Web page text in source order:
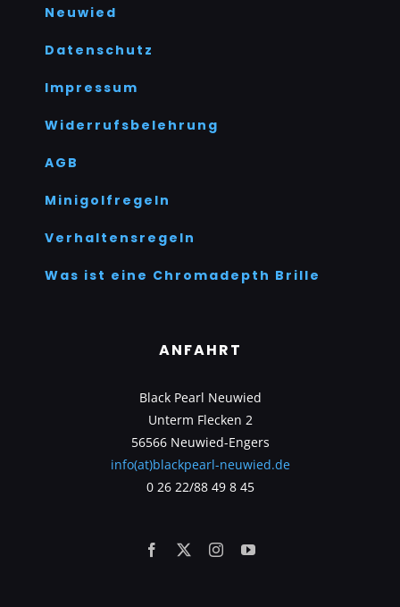
Neuwied
Datenschutz
Impressum
Widerrufsbelehrung
AGB
Minigolfregeln
Verhaltensregeln
Was ist eine Chromadepth Brille
ANFAHRT
Black Pearl Neuwied
Unterm Flecken 2
56566 Neuwied-Engers
info(at)blackpearl-neuwied.de
0 26 22/88 49 8 45